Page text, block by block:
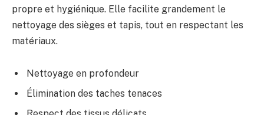
propre et hygiénique. Elle facilite grandement le
nettoyage des sièges et tapis, tout en respectant les
matériaux.
Nettoyage en profondeur
Élimination des taches tenaces